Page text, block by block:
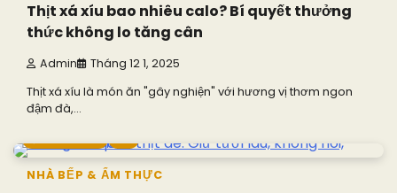
Thịt xá xíu bao nhiêu calo? Bí quyết thưởng
thức không lo tăng cân
Admin Tháng 12 1, 2025
Thịt xá xíu là món ăn "gây nghiện" với hương vị thơm ngon
đậm đà,…
NHÀ BẾP & ẨM THỰC